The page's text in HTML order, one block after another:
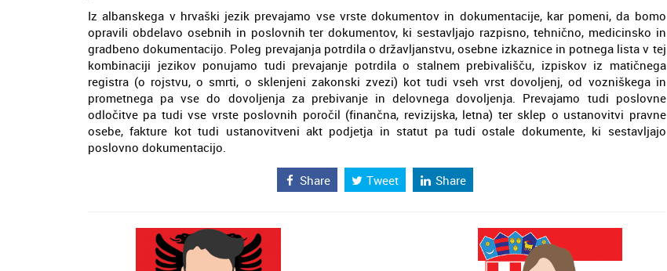
Iz albanskega v hrvaški jezik prevajamo vse vrste dokumentov in dokumentacije, kar pomeni, da bomo
opravili obdelavo osebnih in poslovnih ter dokumentov, ki sestavljajo razpisno, tehnično, medicinsko in
gradbeno dokumentacijo. Poleg prevajanja potrdila o državljanstvu, osebne izkaznice in potnega lista v tej
kombinaciji jezikov ponujamo tudi prevajanje potrdila o stalnem prebivališču, izpiskov iz matičnega
registra (o rojstvu, o smrti, o sklenjeni zakonski zvezi) kot tudi vseh vrst dovoljenj, od vozniškega in
prometnega pa vse do dovoljenja za prebivanje in delovnega dovoljenja. Prevajamo tudi poslovne
odločitve pa tudi vse vrste poslovnih poročil (finančna, revizijska, letna) ter sklep o ustanovitvi pravne
osebe, fakture kot tudi ustanovitveni akt podjetja in statut pa tudi ostale dokumente, ki sestavljajo
poslovno dokumentacijo.
Share Tweet Share